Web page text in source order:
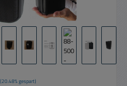
(20.48% gespart)